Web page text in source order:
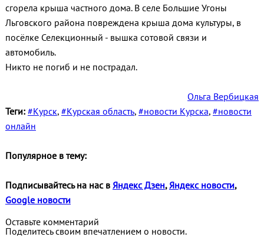
сгорела крыша частного дома. В селе Большие Угоны
Льговского района повреждена крыша дома культуры, в
посёлке Селекционный - вышка сотовой связи и
автомобиль.
Никто не погиб и не пострадал.
Ольга Вербицкая
Теги: #Курск, #Курская область, #новости Курска, #новости
онлайн
Популярное в тему:
Подписывайтесь на нас в Яндекс Дзен,Яндекс новости,
Google новости
Оставьте комментарий
Поделитесь своим впечатлением о новости.